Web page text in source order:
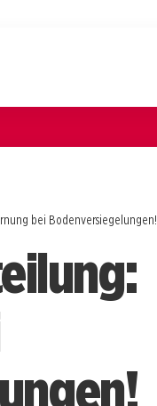
bei Bodenversiegelungen!